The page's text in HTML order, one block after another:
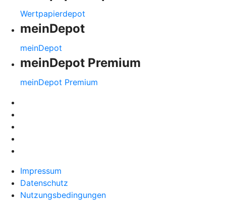
Wertpapierdepot
meinDepot
meinDepot
meinDepot Premium
meinDepot Premium
Impressum
Datenschutz
Nutzungsbedingungen